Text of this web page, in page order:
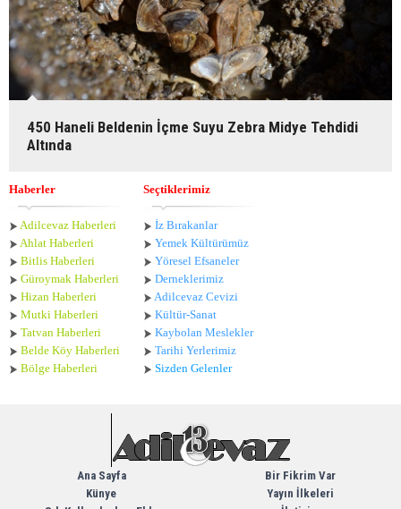
450 Haneli Beldenin İçme Suyu Zebra Midye Tehdidi
Altında
Haberler
Adilcevaz Haberleri
Ahlat Haberleri
Bitlis Haberleri
Güroymak Haberleri
Hizan Haberleri
Mutki Haberleri
Tatvan Haberleri
Belde Köy Haberleri
Bölge Haberleri
Seçtiklerimiz
İz Bırakanlar
Yemek Kültürümüz
Yöresel Efsaneler
Derneklerimiz
Adilcevaz Cevizi
Kültür-Sanat
Kaybolan Meslekler
Tarihi Yerlerimiz
Sizden Gelenler
Ana Sayfa
Künye
Bir Fikrim Var
Yayın İlkeleri